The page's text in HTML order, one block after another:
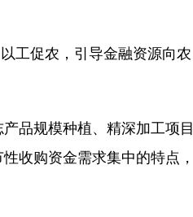
工促农，引导金融资源向农
品规模种植、精深加工项目
收购资金需求集中的特点，